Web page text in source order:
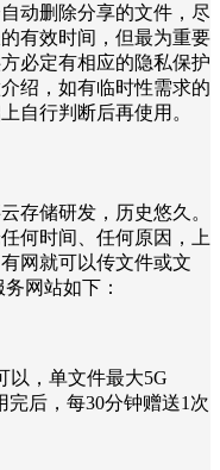
动删除分享的文件，尽
有效时间，但最为重要
必定有相应的隐私保护
绍，如有临时性需求的
自行判断后再使用。
存储研发，历史悠久。
何时间、任何原因，上
网就可以传文件或文
网站如下：
以，单文件最大5G
完后，每30分钟赠送1次